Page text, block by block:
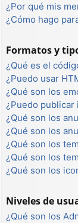
¿Por qué mis
¿Cómo hago
Formatos y
¿Qué es el
¿Puedo usar
¿Qué son los
¿Puedo publicar
¿Qué son los
¿Qué son los
¿Qué son los
¿Qué son los
¿Qué son los
Niveles de
¿Qué son los